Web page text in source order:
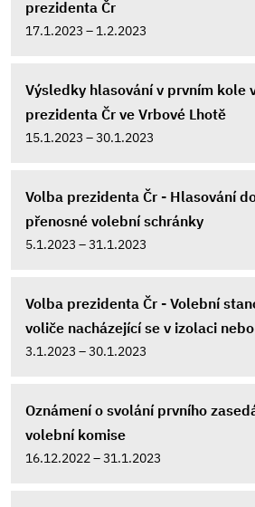
prezidenta Čr
17.1.2023 – 1.2.2023
Výsledky hlasování v prvním kole
prezidenta Čr ve Vrbové Lhotě
15.1.2023 – 30.1.2023
Volba prezidenta Čr - Hlasování
přenosné volební schránky
5.1.2023 – 31.1.2023
Volba prezidenta Čr - Volební
voliče nacházející se v izolaci
3.1.2023 – 30.1.2023
Oznámení o svolání prvního
volební komise
16.12.2022 – 31.1.2023